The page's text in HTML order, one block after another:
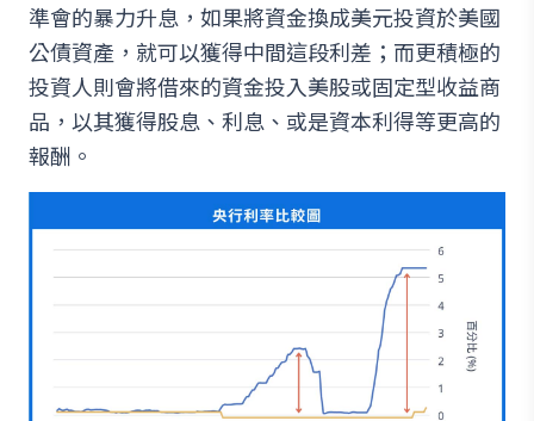
準會的暴力升息，如果將資金換成美元投資於美國
公債資產，就可以獲得中間這段利差；而更積極的
投資人則會將借來的資金投入美股或固定型收益商
品，以其獲得股息、利息、或是資本利得等更高的
報酬。